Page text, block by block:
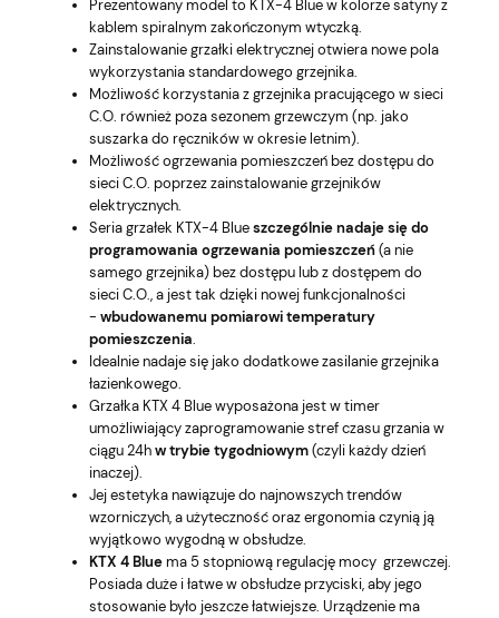
Prezentowany model to KTX-4 Blue w kolorze satyny z
kablem spiralnym zakończonym wtyczką.
Zainstalowanie grzałki elektrycznej otwiera nowe pola
wykorzystania standardowego grzejnika.
Możliwość korzystania z grzejnika pracującego w sieci
C.O. również poza sezonem grzewczym (np. jako
suszarka do ręczników w okresie letnim).
Możliwość ogrzewania pomieszczeń bez dostępu do
sieci C.O. poprzez zainstalowanie grzejników
elektrycznych.
Seria grzałek KTX-4 Blueszczególnie nadaje się do
programowania ogrzewania pomieszczeń(a nie
samego grzejnika) bez dostępu lub z dostępem do
sieci C.O., a jest tak dzięki nowej funkcjonalności
- wbudowanemu pomiarowi temperatury
pomieszczenia.
Idealnie nadaje się jako dodatkowe zasilanie grzejnika
łazienkowego.
Grzałka KTX 4 Blue wyposażona jest w timer
umożliwiający zaprogramowanie stref czasu grzania w
ciągu 24hw trybie tygodniowym(czyli każdy dzień
inaczej).
Jej estetyka nawiązuje do najnowszych trendów
wzorniczych, a użyteczność oraz ergonomia czynią ją
wyjątkowo wygodną w obsłudze.
KTX 4 Bluema 5 stopniową regulację mocy grzewczej.
Posiada duże i łatwe w obsłudze przyciski, aby jego
stosowanie było jeszcze łatwiejsze. Urządzenie ma